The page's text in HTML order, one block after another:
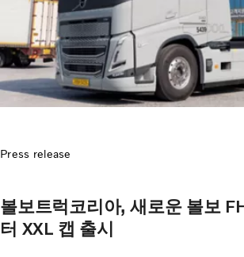
Press release
볼보트럭코리아, 새로운 볼보
터 XXL 캡 출시